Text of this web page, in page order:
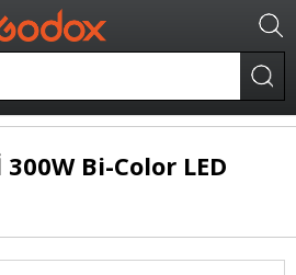
300W Bi-Color LED